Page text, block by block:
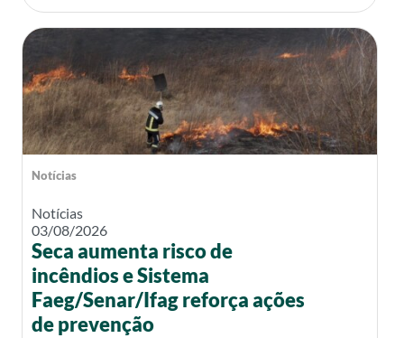
Notícias
Notícias
03/08/2026
Seca aumenta risco de
incêndios e Sistema
Faeg/Senar/Ifag reforça ações
de prevenção